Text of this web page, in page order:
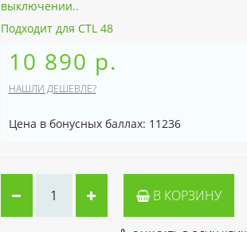
выключении..
Подходит для CTL 48
10 890 р.
НАШЛИ ДЕШЕВЛЕ?
Цена в бонусных баллах: 11236
В КОРЗИНУ